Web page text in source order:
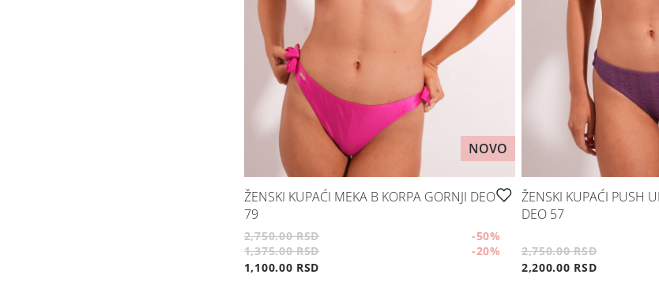
NOVO
ŽENSKI KUPAĆI MEKA B KORPA GORNJI DEO
79
2,750.00 RSD -50%
1,375.00 RSD
-20%
1,100.00 RSD
ŽENSKI KUPAĆI PUSH
DEO 57
2,750.00 RSD
2,200.00 RSD